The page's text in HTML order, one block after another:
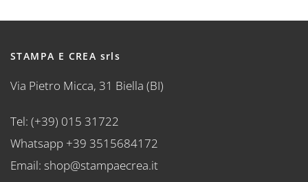
STAMPA E CREA srls
Via Pietro Micca, 31 Biella (BI)
Tel: (+39) 015 31722
Whatsapp +39 3515684172
Email: shop@stampaecrea.it